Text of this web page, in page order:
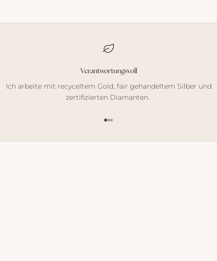
Verantwortungsvoll
Ich arbeite mit recyceltem Gold, fair gehandeltem Silber und
zertifizierten Diamanten.
Gehe zu Element 1
Gehe zu Element 2
Gehe zu Element 3